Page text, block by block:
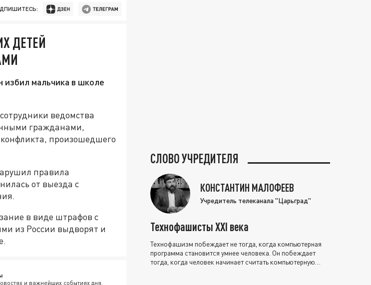
ДЕТЕЙ
избил мальчика в школе
ведомства
гражданами,
произошедшего
правила
от выезда с
в виде штрафов с
из России выдворят и
и важнейших событиях дня.
СЛОВО УЧРЕДИТЕЛЯ
КОНСТАНТИН МАЛОФЕЕВ
Учредитель телеканала "Царьград"
Технофашисты XXI века
Технофашизм побеждает не тогда, когда компьютерная
программа становится умнее человека. Он побеждает
тогда, когда человек начинает считать компьютерную